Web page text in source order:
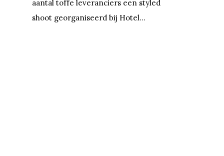
aantal toffe leveranciers een styled
shoot georganiseerd bij Hotel…